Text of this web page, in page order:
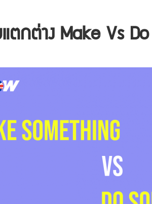
ตกต่าง Make Vs